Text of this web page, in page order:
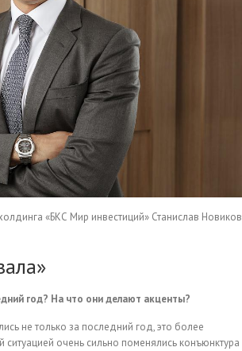
«БКС Мир инвестиций» Станислав Новиков
год? На что они делают акценты?
не только за последний год, это более
очень сильно поменялись конъюнктура